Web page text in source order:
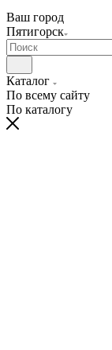
Ваш город
Пятигорск
Каталог
По всему сайту
По каталогу